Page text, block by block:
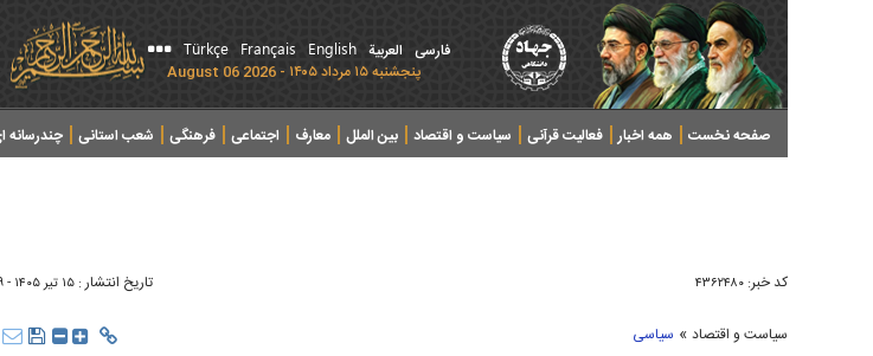
فارسی العربیة English
Français
Türkçe
پنجشنبه ۱۵ مرداد ۱۴۰۵ - 2026 August 06
صفحه نخست همه اخبار فعالیت قرآنی سیاست و اقتصاد بین الملل معارف اجتماعی فرهنگی شعب استانی چندرسانه
کد خبر: ۴۳۶۲۴۸۰ تاریخ انتشار : ۱۵ تير ۱۴۰۵ - ۰۶:۰۹
سیاست و اقتصاد » سیاسی